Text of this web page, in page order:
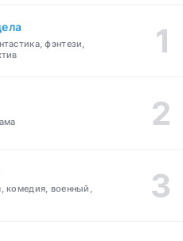
фэнтези,
комедия, военный,